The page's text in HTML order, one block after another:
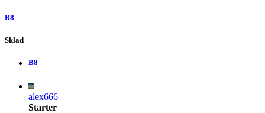
B8
Skład
B8
alex666
Starter